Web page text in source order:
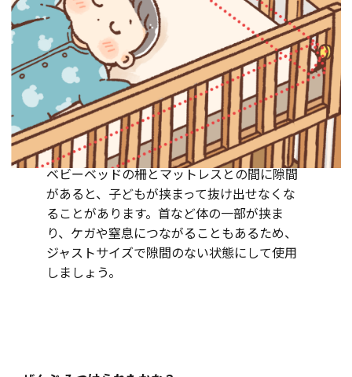
ベビーベッドの柵とマットレスとの間に隙間
があると、子どもが挟まって抜け出せなくな
ることがあります。首など体の一部が挟ま
り、ケガや窒息につながることもあるため、
ジャストサイズで隙間のない状態にして使用
しましょう。